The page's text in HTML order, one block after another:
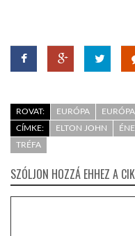
ROVAT: EURÓPA
CÍMKE:
ELTON JOHN
TRÉFA
SZÓLJON HOZZÁ EHHEZ A